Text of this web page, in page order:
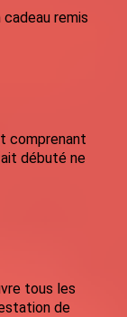
remis
comprenant
débuté ne
tous les
de